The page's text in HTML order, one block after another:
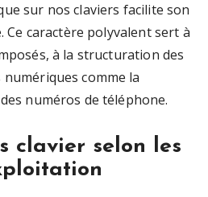
sur nos claviers facilite son
caractère polyvalent sert à
à la structuration des
comme la
numéros de téléphone.
clavier selon les